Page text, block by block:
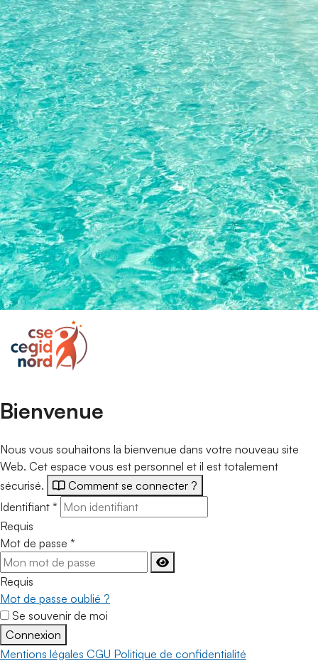
Portail de connexion
Bienvenue
Nous vous souhaitons la bienvenue dans votre nouveau site
Web. Cet espace vous est personnel et il est totalement
sécurisé.
Comment se connecter ?
Identifiant *
Requis
Mot de passe *
Requis
Mot de passe oublié ?
Se souvenir de moi
Connexion
Mentions légales CGU Politique de confidentialité